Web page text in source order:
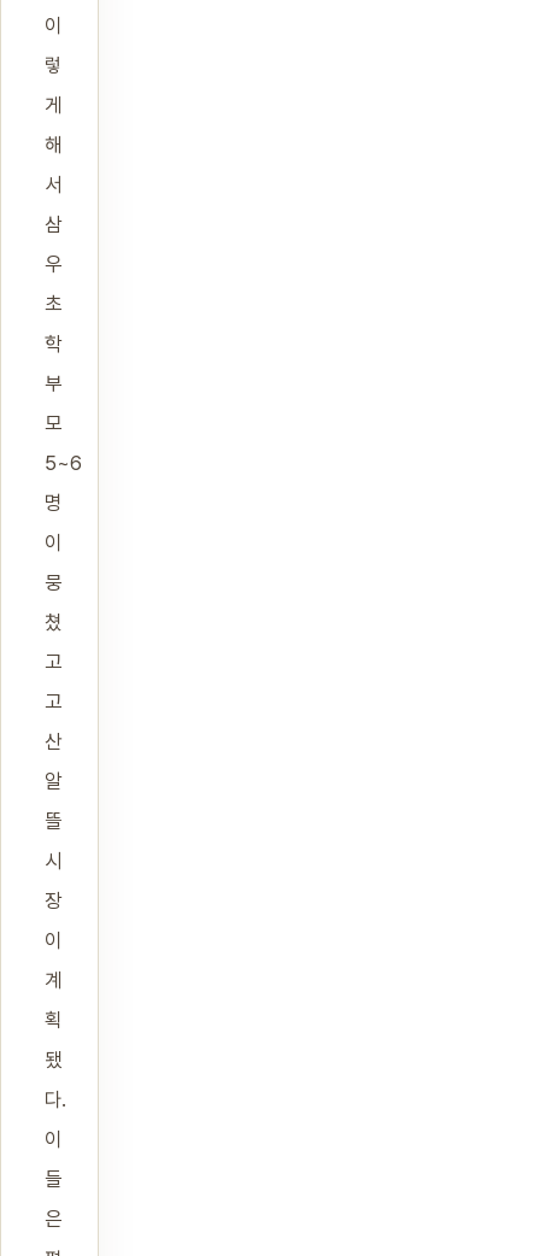
이
렇
게
해
서
삼
우
초
학
부
모
5~6
명
이
뭉
쳤
고
고
산
알
뜰
시
장
이
계
획
됐
다.
이
들
은